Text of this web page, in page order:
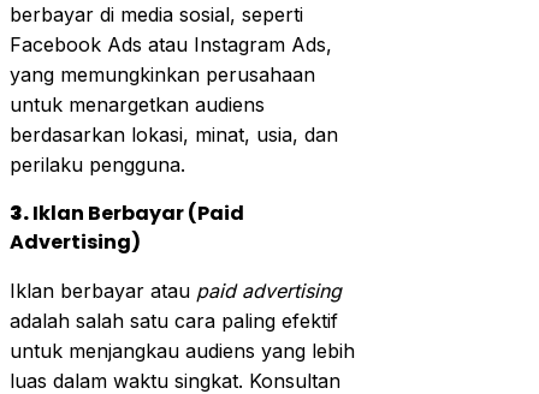
berbayar di media sosial, seperti
Facebook Ads atau Instagram Ads,
yang memungkinkan perusahaan
untuk menargetkan audiens
berdasarkan lokasi, minat, usia, dan
perilaku pengguna.
3.Iklan Berbayar (Paid
Advertising)
Iklan berbayar atau paid advertising
adalah salah satu cara paling efektif
untuk menjangkau audiens yang lebih
luas dalam waktu singkat. Konsultan